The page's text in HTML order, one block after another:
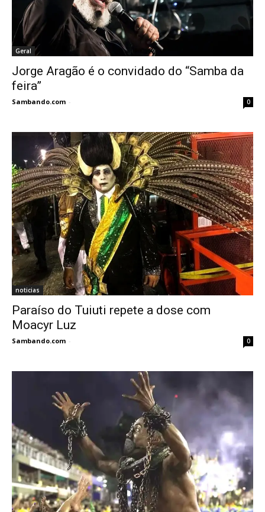
Geral
Jorge Aragão é o convidado do “Samba da
feira”
Sambando.com - 0
noticias
Paraíso do Tuiuti repete a dose com
Moacyr Luz
Sambando.com - 0